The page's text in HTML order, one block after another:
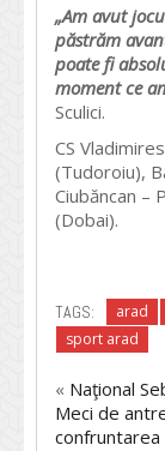
„Am avut
păstrăm
poate fi
moment ce
Sculici.
CS
(Tudoroiu),
Ciubăncan –
(Dobai).
TAGS: arad
sport arad
« Naţional
Meci de
confruntarea